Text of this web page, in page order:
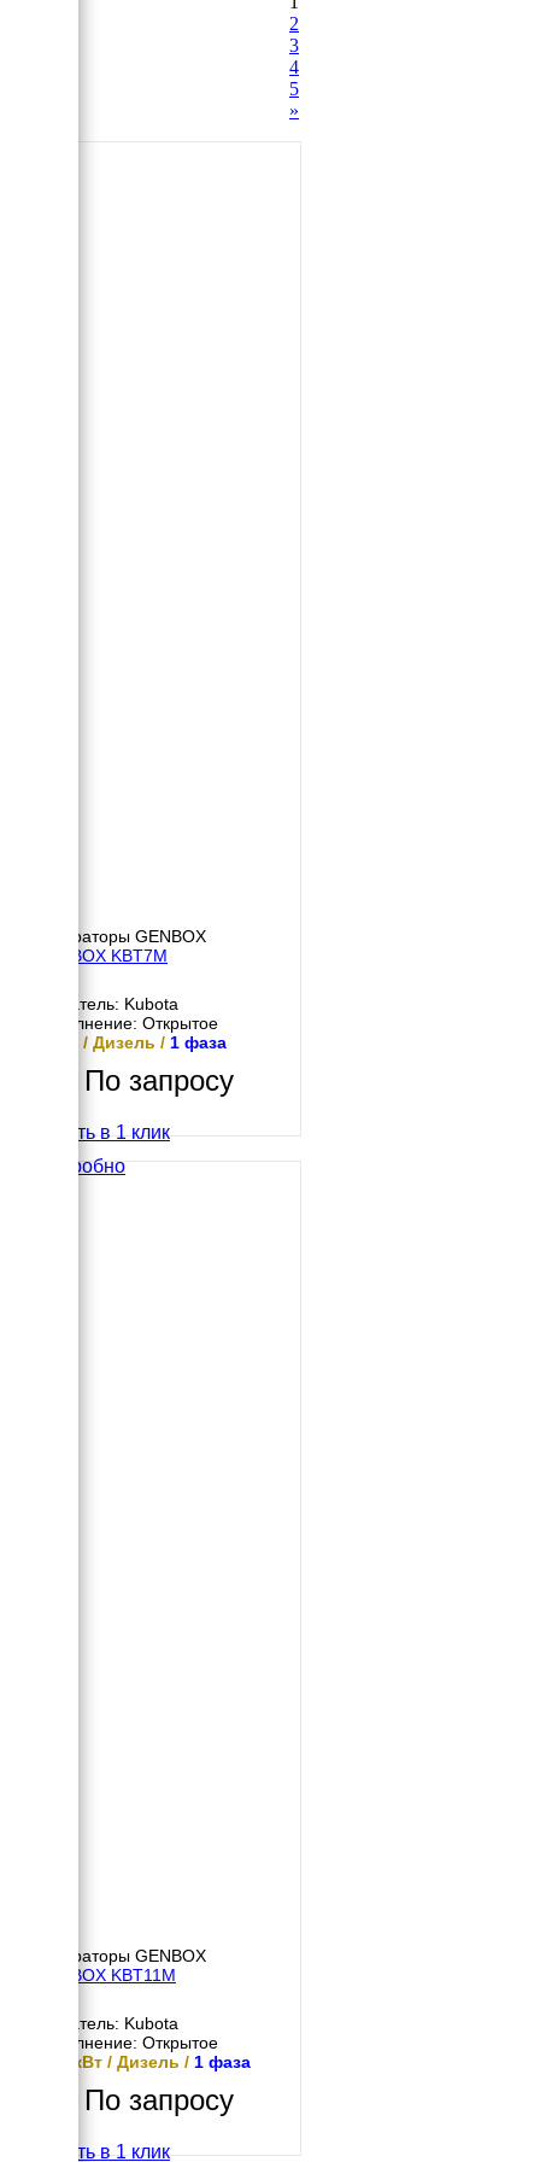
2
3
4
5
»
Генераторы GENBOX
GENBOX KBT7M
Двигатель: Kubota
Исполнение: Открытое
7 кВт / Дизель / 1 фаза
По запросу
Купить в 1 клик
Подробно
Генераторы GENBOX
GENBOX KBT11M
Двигатель: Kubota
Исполнение: Открытое
10.8 кВт / Дизель / 1 фаза
По запросу
Купить в 1 клик